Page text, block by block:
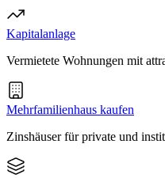
Kapitalanlage
Vermietete Wohnungen mit
Mehrfamilienhaus kaufen
Zinshäuser für private und